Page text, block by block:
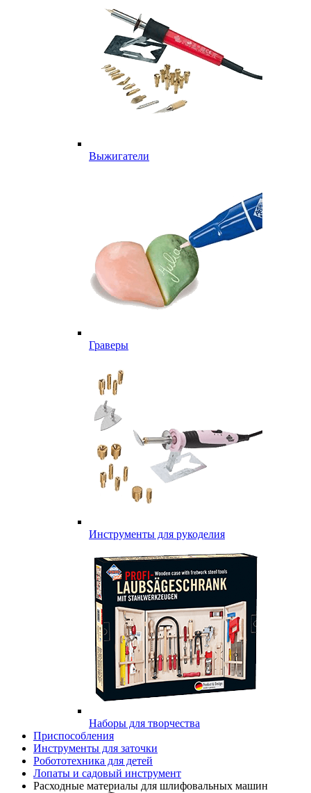
Выжигатели
Граверы
Инструменты для рукоделия
Наборы для творчества
Приспособления
Инструменты для заточки
Робототехника для детей
Лопаты и садовый инструмент
Расходные материалы для шлифовальных машин